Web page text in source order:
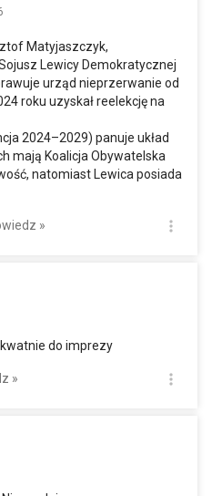
Matyjaszczyk,
Lewicy Demokratycznej
urząd nieprzerwanie od
roku uzyskał reelekcję na
2024–2029) panuje układ
mają Koalicja Obywatelska
natomiast Lewica posiada
»
do imprezy
»